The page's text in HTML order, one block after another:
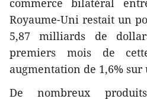
Royaume-Uni restait un
5,87 milliards de
premiers mois de
augmentation de 1,6% sur
De nombreux